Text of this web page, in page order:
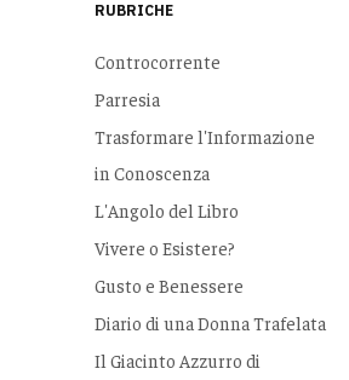
RUBRICHE
Controcorrente
Parresia
Trasformare l'Informazione
in Conoscenza
L'Angolo del Libro
Vivere o Esistere?
Gusto e Benessere
Diario di una Donna Trafelata
Il Giacinto Azzurro di